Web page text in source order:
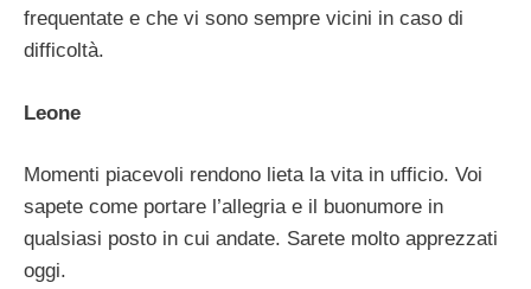
frequentate e che vi sono sempre vicini in caso di
difficoltà.
Leone
Momenti piacevoli rendono lieta la vita in ufficio. Voi
sapete come portare l’allegria e il buonumore in
qualsiasi posto in cui andate. Sarete molto apprezzati
oggi.